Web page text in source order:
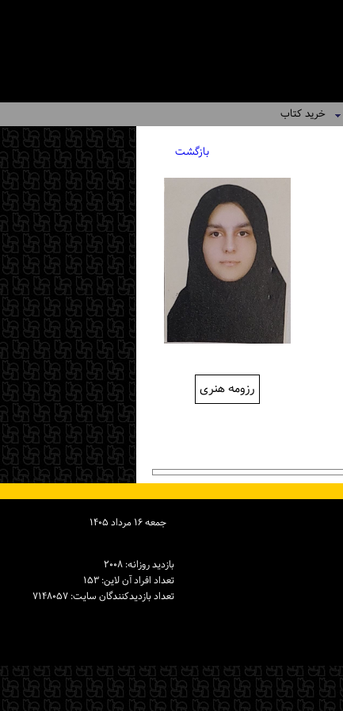
خرید کتاب
بازگشت
رزومه هنری
جمعه ۱۶ مرداد ۱۴۰۵
بازدید روزانه: ۲۰۰۸
تعداد افراد آن لاین: ۱۵۳
تعداد بازدیدكنندگان سایت: ۷۱۴۸۰۵۷